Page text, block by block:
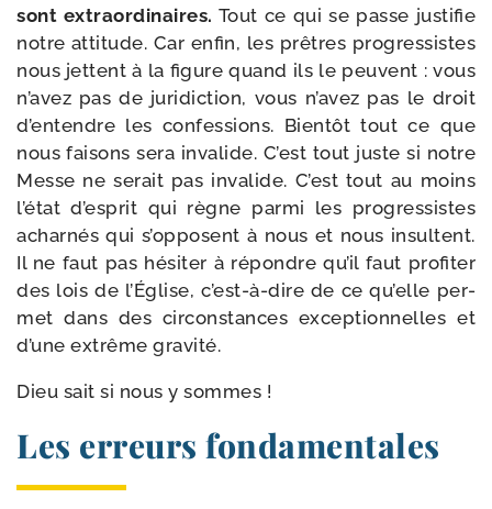
sont extra­or­di­naires. Tout ce qui se passe jus­ti­fie
notre atti­tude. Car enfin, les prêtres pro­gres­sistes
nous jettent à la figure quand ils le peuvent : vous
n’avez pas de juri­dic­tion, vous n’avez pas le droit
d’entendre les confes­sions. Bientôt tout ce que
nous fai­sons sera inva­lide. C’est tout juste si notre
Messe ne serait pas inva­lide. C’est tout au moins
l’état d’esprit qui règne par­mi les pro­gres­sistes
achar­nés qui s’opposent à nous et nous insultent.
Il ne faut pas hési­ter à répondre qu’il faut pro­fi­ter
des lois de l’Église, c’est-à-dire de ce qu’elle per­
met dans des cir­cons­tances excep­tion­nelles et
d’une extrême gravité.
Dieu sait si nous y sommes !
Les erreurs fondamentales